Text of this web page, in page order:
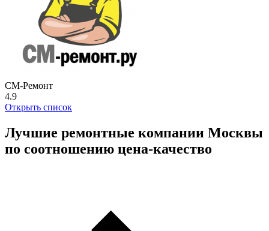
СМ-Ремонт
4.9
Открыть список
Лучшие ремонтные компании Москвы
по соотношению цена-качество